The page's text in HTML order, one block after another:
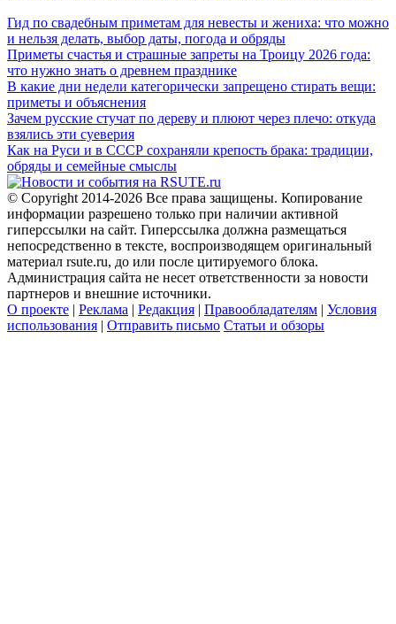
Гид по свадебным приметам для невесты и жениха: что можно
и нельзя делать, выбор даты, погода и обряды
Приметы счастья и страшные запреты на Троицу 2026 года:
что нужно знать о древнем празднике
В какие дни недели категорически запрещено стирать вещи:
приметы и объяснения
Зачем русские стучат по дереву и плюют через плечо: откуда
взялись эти суеверия
Как на Руси и в СССР сохраняли крепость брака: традиции,
обряды и семейные смыслы
© Copyright 2014-2026 Все права защищены. Копирование
информации разрешено только при наличии активной
гиперссылки на сайт. Гиперссылка должна размещаться
непосредственно в тексте, воспроизводящем оригинальный
материал rsute.ru, до или после цитируемого блока.
Администрация сайта не несет ответственности за новости
партнеров и внешние источники.
О проекте | Реклама | Редакция | Правообладателям | Условия
использования | Отправить письмо Статьи и обзоры